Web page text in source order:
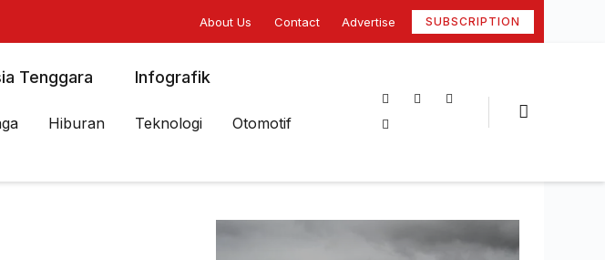
About Us Contact Advertise SUBSCRIPTION
Tenggara
Infografik
Hiburan Teknologi
Otomotif